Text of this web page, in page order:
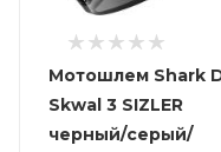
Мотошлем Shark
Skwal 3 SIZLER
черный/серый/